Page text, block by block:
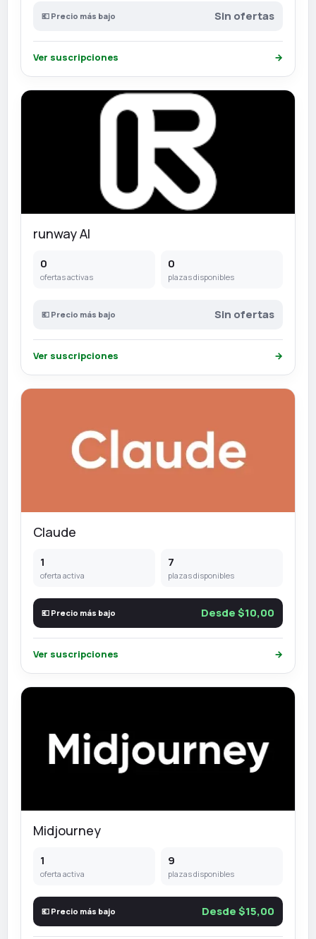
💶 Precio más bajo Sin ofertas
Ver suscripciones →
runway AI
0
ofertas activas
0
plazas disponibles
💶 Precio más bajo Sin ofertas
Ver suscripciones →
Claude
1
oferta activa
7
plazas disponibles
💶 Precio más bajo Desde $10,00
Ver suscripciones →
Midjourney
1
oferta activa
9
plazas disponibles
💶 Precio más bajo Desde $15,00